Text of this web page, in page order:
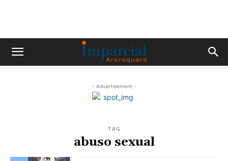
- Advertisement -
TAG
abuso sexual